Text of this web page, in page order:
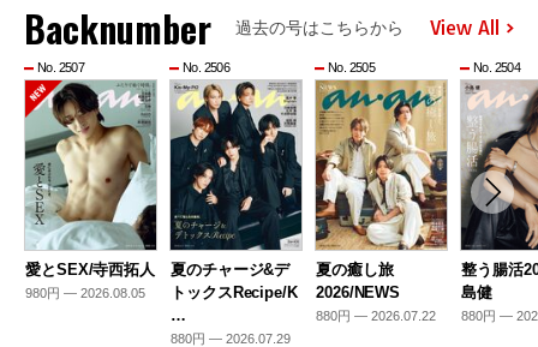
Backnumber 過去の号はこちらから View All
No. 2507
愛とSEX/寺西拓人
980円 — 2026.08.05
No. 2506
夏のチャージ&デ
トックスRecipe/K
…
880円 — 2026.07.29
No. 2505
夏の癒し旅
2026/NEWS
880円 — 2026.07.22
No. 2504
整う腸活
島健
880円 —